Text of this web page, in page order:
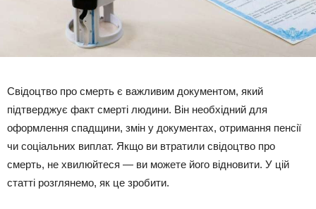
Свідоцтво про смерть є важливим документом, який
підтверджує факт смерті людини. Він необхідний для
оформлення спадщини, змін у документах, отримання пенсії
чи соціальних виплат. Якщо ви втратили свідоцтво про
смерть, не хвилюйтеся — ви можете його відновити. У цій
статті розглянемо, як це зробити.